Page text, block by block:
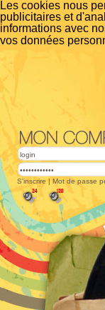
Les cookies nous
publicitaires et
informations avec
vos données
S'inscrire | Mot de passe